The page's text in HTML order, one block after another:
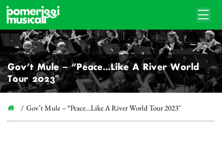
Gov’t Mule – “Peace…Like A River World
Tour 2023″
Gov’t Mule – “Peace…Like A River World Tour 2023″